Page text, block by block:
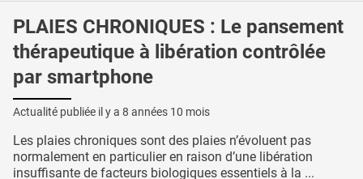
PLAIES CHRONIQUES : Le pansement
thérapeutique à libération contrôlée
par smartphone
Actualité publiée il y a 8 années 10 mois
Les plaies chroniques sont des plaies n’évoluent pas
normalement en particulier en raison d’une libération
insuffisante de facteurs biologiques essentiels à la ...